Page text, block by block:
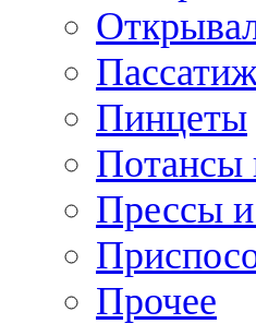
Пинцеты
Потансы
Прессы
Прочее